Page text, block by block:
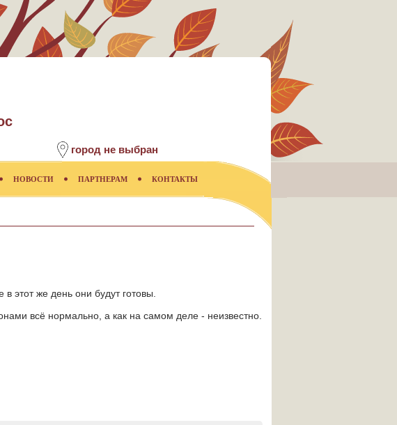
город не выбран
НОВОСТИ ПАРТНЕРАМ КОНТАКТЫ
этот же день они будут готовы.
всё нормально, а как на самом деле - неизвестно.